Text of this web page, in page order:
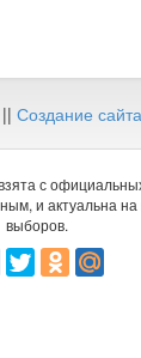
|| Создание сайта
с
и актуальна
выборов.